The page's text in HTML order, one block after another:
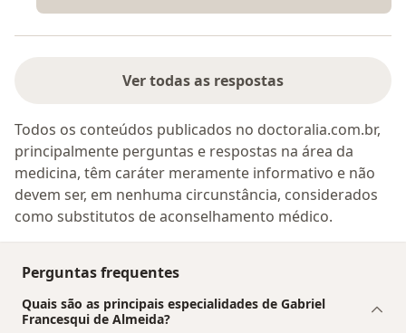
Ver todas as respostas
Todos os conteúdos publicados no doctoralia.com.br,
principalmente perguntas e respostas na área da
medicina, têm caráter meramente informativo e não
devem ser, em nenhuma circunstância, considerados
como substitutos de aconselhamento médico.
Perguntas frequentes
Quais são as principais especialidades de Gabriel
Francesqui de Almeida?